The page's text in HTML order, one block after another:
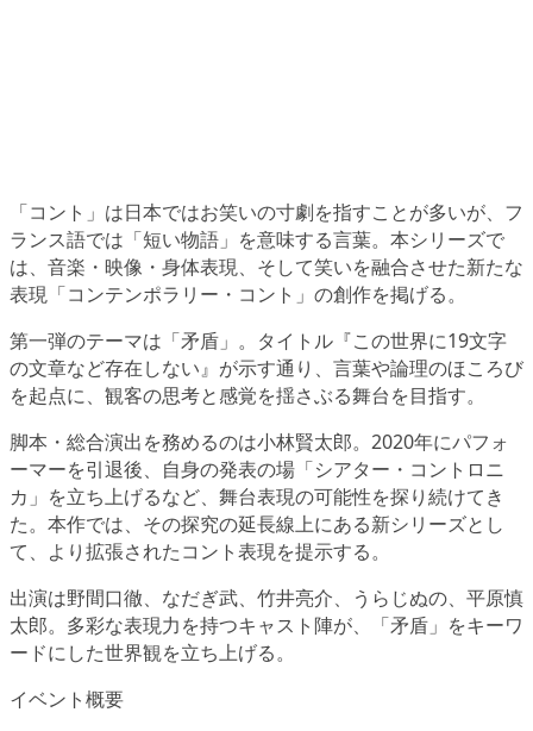
「コント」は日本ではお笑いの寸劇を指すことが多いが、フ
ランス語では「短い物語」を意味する言葉。本シリーズで
は、音楽・映像・身体表現、そして笑いを融合させた新たな
表現「コンテンポラリー・コント」の創作を掲げる。
第一弾のテーマは「矛盾」。タイトル『この世界に19文字
の文章など存在しない』が示す通り、言葉や論理のほころび
を起点に、観客の思考と感覚を揺さぶる舞台を目指す。
脚本・総合演出を務めるのは小林賢太郎。2020年にパフォ
ーマーを引退後、自身の発表の場「シアター・コントロニ
カ」を立ち上げるなど、舞台表現の可能性を探り続けてき
た。本作では、その探究の延長線上にある新シリーズとし
て、より拡張されたコント表現を提示する。
出演は野間口徹、なだぎ武、竹井亮介、うらじぬの、平原慎
太郎。多彩な表現力を持つキャスト陣が、「矛盾」をキーワ
ードにした世界観を立ち上げる。
イベント概要